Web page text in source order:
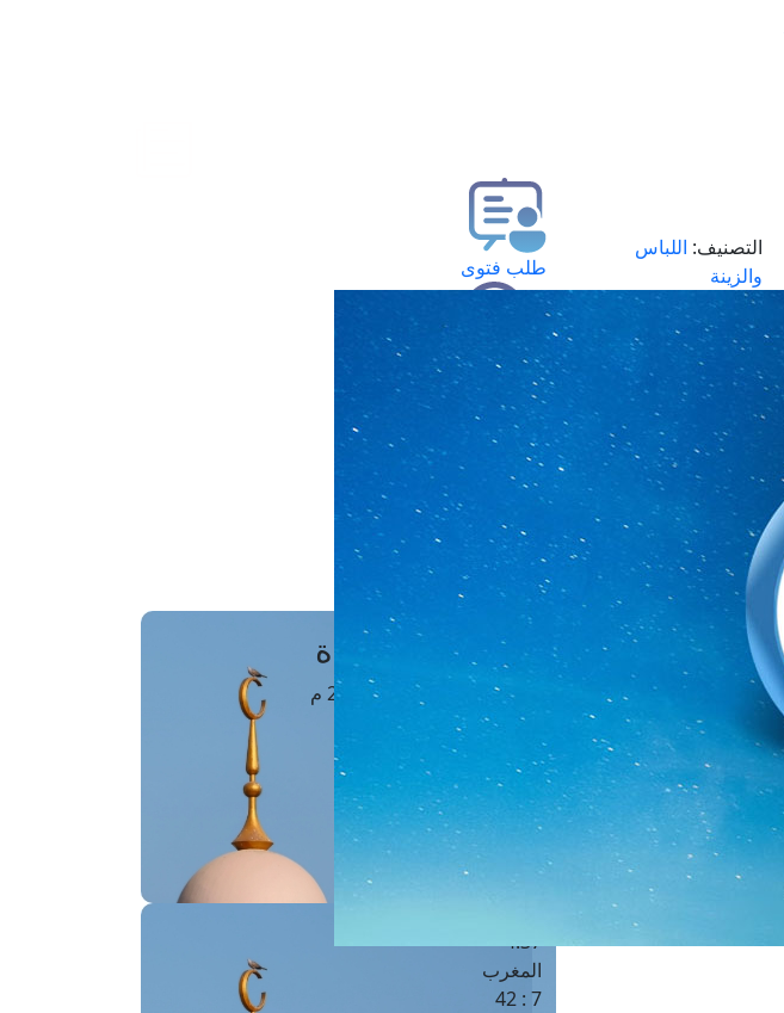
التصنيف: اللباس
والزينة
طلب فتوى
استعلام عن فتوى
حجز موعد
الفتوى الهاتفية
مَواقِيتُ الصَّـــلاة
القاهرة · 09 أغسطس 2026 م
4 :43
الشروق
6 :18
4:37
المغرب
7 : 42